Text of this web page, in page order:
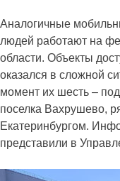
Аналогичные
людей работают на
области. Объекты
оказался в сложной
момент их шесть –
поселка Вахрушево,
Екатеринбургом.
представили в